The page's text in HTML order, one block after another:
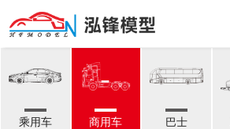
乘用车 商用车 巴士